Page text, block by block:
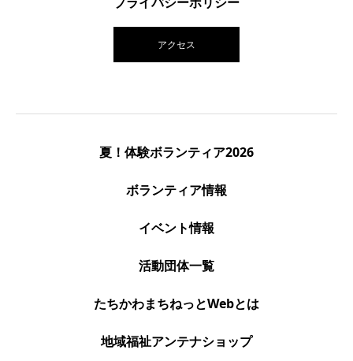
アクセス
夏！体験ボランティア2026
ボランティア情報
イベント情報
活動団体一覧
たちかわまちねっとWebとは
地域福祉アンテナショップ